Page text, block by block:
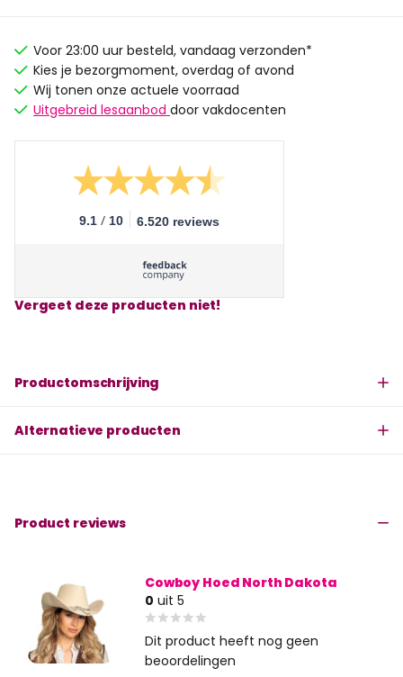
Voor 23:00 uur besteld, vandaag verzonden*
Kies je bezorgmoment, overdag of avond
Wij tonen onze actuele voorraad
Uitgebreid lesaanbod door vakdocenten
9.1 / 10 6.520 reviews
Vergeet deze producten niet!
Productomschrijving
Alternatieve producten
Product reviews
Cowboy Hoed North Dakota
0 uit 5
Dit product heeft nog geen
beoordelingen